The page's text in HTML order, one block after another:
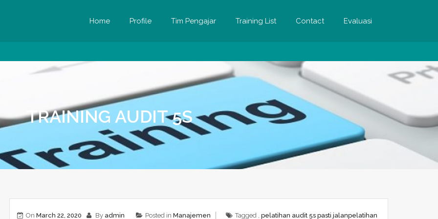
Home Profile Tim Pengajar Training List Contact Evaluasi
TRAINING AUDIT 5S
On March 22, 2020 By admin Posted in Manajemen Tagged , pelatihan audit 5s pasti jalanpelatihan